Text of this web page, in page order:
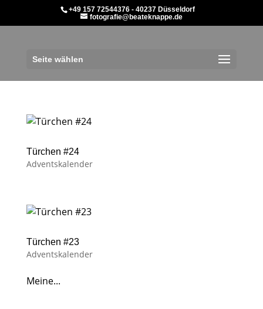
+49 157 72544376 - 40237 Düsseldorf
fotografie@beateknappe.de
Seite wählen
Türchen #24
Adventskalender
Türchen #23
Adventskalender
Meine...